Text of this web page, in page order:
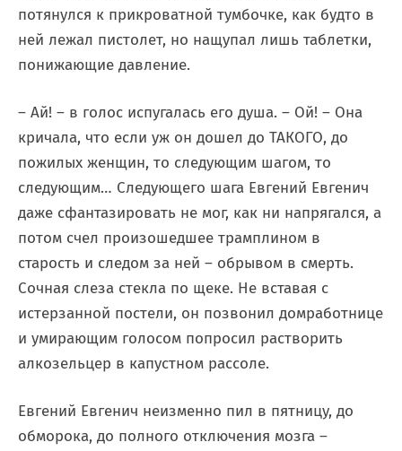
потянулся к прикроватной тумбочке, как будто в
ней лежал пистолет, но нащупал лишь таблетки,
понижающие давление.
– Ай! – в голос испугалась его душа. – Ой! – Она
кричала, что если уж он дошел до ТАКОГО, до
пожилых женщин, то следующим шагом, то
следующим… Следующего шага Евгений Евгенич
даже сфантазировать не мог, как ни напрягался, а
потом счел произошедшее трамплином в
старость и следом за ней – обрывом в смерть.
Сочная слеза стекла по щеке. Не вставая с
истерзанной постели, он позвонил домработнице
и умирающим голосом попросил растворить
алкозельцер в капустном рассоле.
Евгений Евгенич неизменно пил в пятницу, до
обморока, до полного отключения мозга –